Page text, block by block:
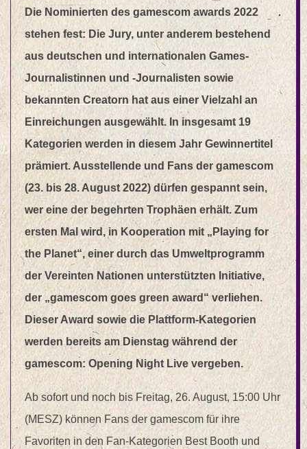
Die Nominierten des gamescom awards 2022
stehen fest: Die Jury, unter anderem bestehend
aus deutschen und internationalen Games-
Journalistinnen und -Journalisten sowie
bekannten Creatorn hat aus einer Vielzahl an
Einreichungen ausgewählt. In insgesamt 19
Kategorien werden in diesem Jahr Gewinnertitel
prämiert. Ausstellende und Fans der gamescom
(23. bis 28. August 2022) dürfen gespannt sein,
wer eine der begehrten Trophäen erhält. Zum
ersten Mal wird, in Kooperation mit „Playing for
the Planet“, einer durch das Umweltprogramm
der Vereinten Nationen unterstützten Initiative,
der „gamescom goes green award“ verliehen.
Dieser Award sowie die Plattform-Kategorien
werden bereits am Dienstag während der
gamescom: Opening Night Live vergeben.
Ab sofort und noch bis Freitag, 26. August, 15:00 Uhr
(MESZ) können Fans der gamescom für ihre
Favoriten in den Fan-Kategorien Best Booth und